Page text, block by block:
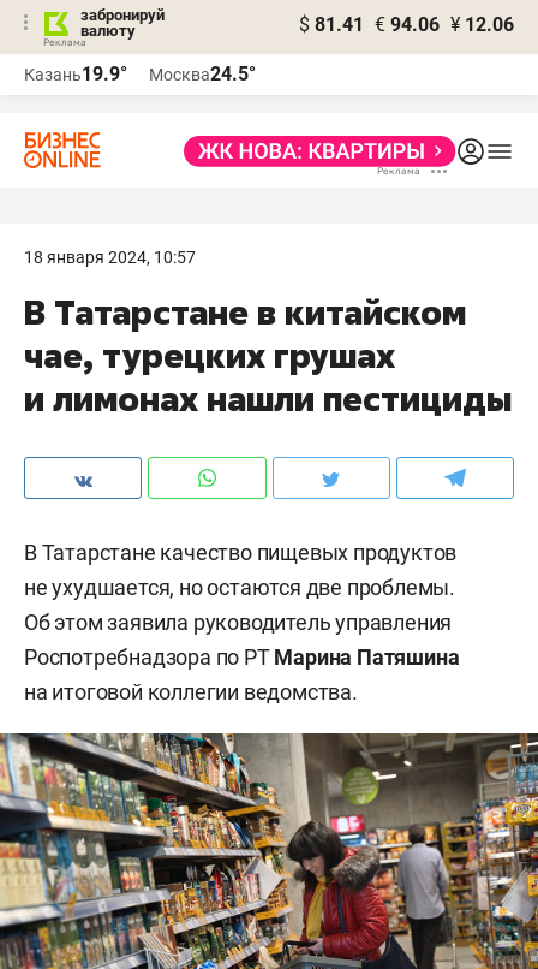
забронируй
валюту
$ 81.41 € 94.06 ¥ 12.06
Казань19.9° Москва24.5°
18 января 2024, 10:57
В Татарстане в китайском
чае, турецких грушах
и лимонах нашли пестициды
В Татарстане качество пищевых продуктов
не ухудшается, но остаются две проблемы.
Об этом заявила руководитель управления
Роспотребнадзора по РТМарина Патяшина
на итоговой коллегии ведомства.